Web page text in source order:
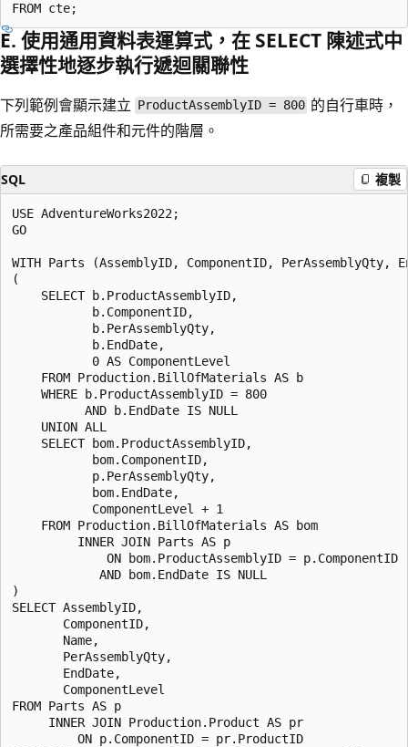
E. 使用通用資料表運算式，在 SELECT 陳述式中
選擇性地逐步執行遞迴關聯性
下列範例會顯示建立 ProductAssemblyID = 800 的自行車時，
所需要之產品組件和元件的階層。
SQL 複製
USE AdventureWorks2022;
GO
WITH Parts (AssemblyID, ComponentID, PerAssemblyQty,
(
    SELECT b.ProductAssemblyID,
           b.ComponentID,
           b.PerAssemblyQty,
           b.EndDate,
           0 AS ComponentLevel
    FROM Production.BillOfMaterials AS b
    WHERE b.ProductAssemblyID = 800
          AND b.EndDate IS NULL
    UNION ALL
    SELECT bom.ProductAssemblyID,
           bom.ComponentID,
           p.PerAssemblyQty,
           bom.EndDate,
           ComponentLevel + 1
    FROM Production.BillOfMaterials AS bom
         INNER JOIN Parts AS p
             ON bom.ProductAssemblyID = p.ComponentID
            AND bom.EndDate IS NULL
)
SELECT AssemblyID,
       ComponentID,
       Name,
       PerAssemblyQty,
       EndDate,
       ComponentLevel
FROM Parts AS p
     INNER JOIN Production.Product AS pr
         ON p.ComponentID = pr.ProductID